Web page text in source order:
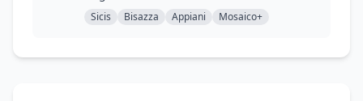
Sicis Bisazza Appiani Mosaico+